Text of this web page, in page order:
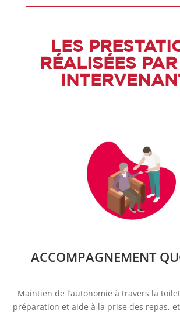
LES
RÉALISÉES
ACCOMPAGNEMENT
Maintien de l’autonomie à travers la
préparation et aide à la prise des repas, et